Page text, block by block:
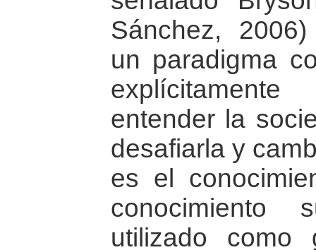
Sánchez,
un paradigma
entender la
desafiarla y
es el
conocimiento
utilizado